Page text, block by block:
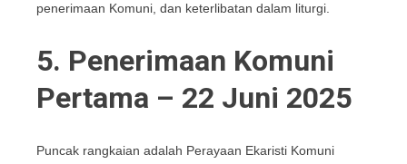
penerimaan Komuni, dan keterlibatan dalam liturgi.
5. Penerimaan Komuni
Pertama – 22 Juni 2025
Puncak rangkaian adalah Perayaan Ekaristi Komuni